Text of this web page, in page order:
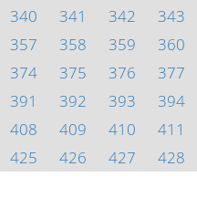
340 341 342
343
357 358 359
360
374 375 376
377
391 392 393
394
408 409 410
411
425 426 427
428